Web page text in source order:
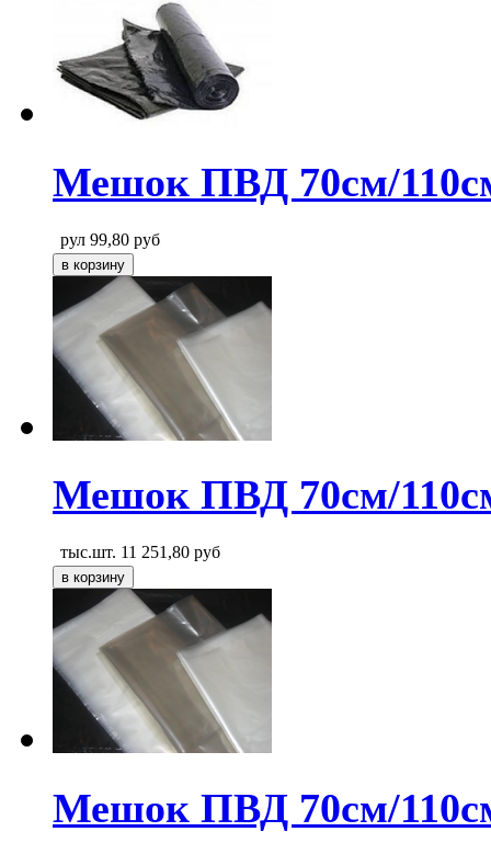
Мешок ПВД 70см/
рул 99,80 руб
Мешок ПВД 70см/
тыс.шт. 11 251,80 руб
Мешок ПВД 70см/